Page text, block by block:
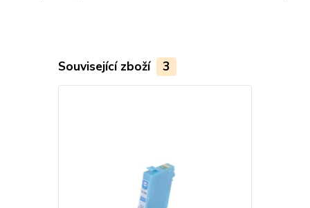
Související zboží 3